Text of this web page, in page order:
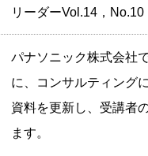
リーダーVol.14，
パナソニック株式会社
に、コンサルティング
資料を更新し、受講者
ます。